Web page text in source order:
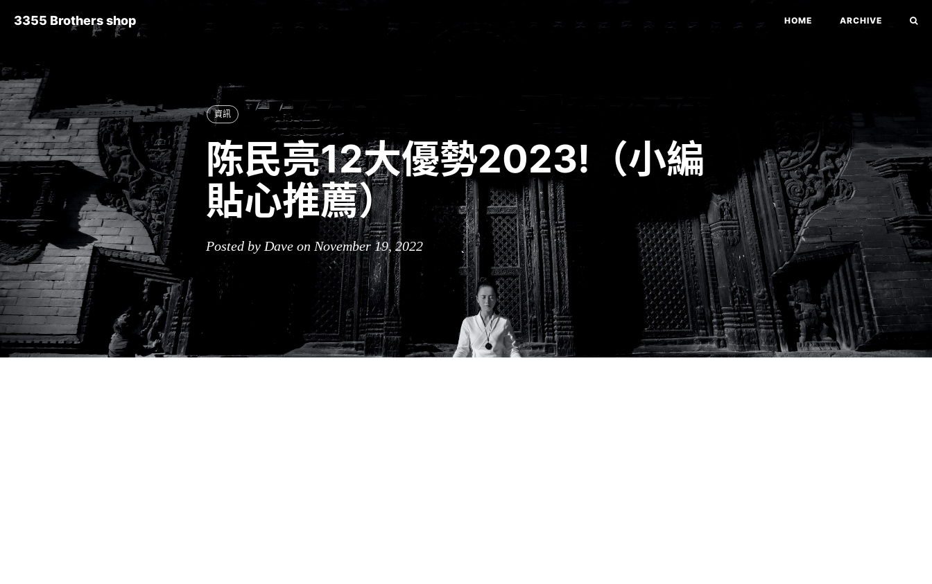
3355 Brothers shop HOME ARCHIVE
資訊
陈民亮12大優勢2023!（小編
貼心推薦）
Posted by Dave on November 19, 2022